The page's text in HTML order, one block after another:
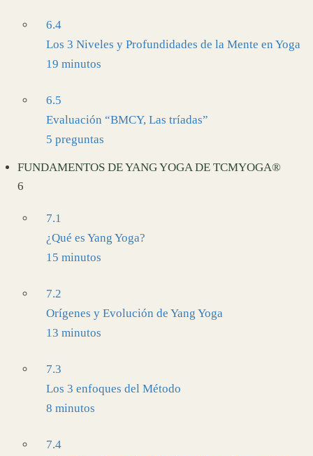
6.4
Los 3 Niveles y Profundidades de la Mente en Yoga
19 minutos
6.5
Evaluación “BMCY, Las tríadas”
5 preguntas
FUNDAMENTOS DE YANG YOGA DE TCMYOGA®
6
7.1
¿Qué es Yang Yoga?
15 minutos
7.2
Orígenes y Evolución de Yang Yoga
13 minutos
7.3
Los 3 enfoques del Método
8 minutos
7.4